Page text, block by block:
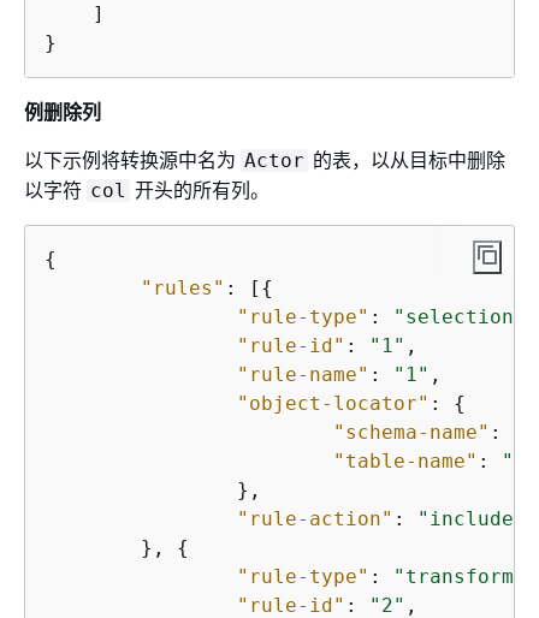
    ]
}
例删除列
以下示例将转换源中名为 Actor 的表，以从目标中删除
以字符 col 开头的所有列。
{
"rules" : [ {
"rule-type" : "selection"
"rule-id" : "1" ,
"rule-name" : "1" ,
"object-locator" : {
"schema-name" :
"table-name" :
"%"
"rule-action" :
"include"
	},
{
"rule-type" :
"rule-id" : "2" ,